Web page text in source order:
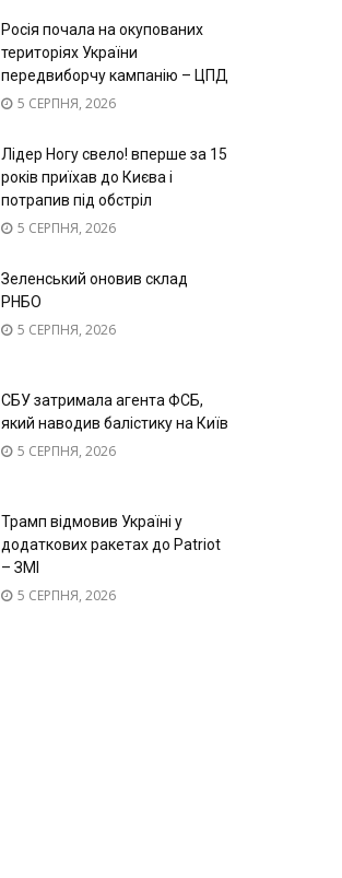
Росія почала на окупованих
територіях України
передвиборчу кампанію – ЦПД
5 СЕРПНЯ, 2026
Лідер Ногу свело! вперше за 15
років приїхав до Києва і
потрапив під обстріл
5 СЕРПНЯ, 2026
Зеленський оновив склад
РНБО
5 СЕРПНЯ, 2026
СБУ затримала агента ФСБ,
який наводив балістику на Київ
5 СЕРПНЯ, 2026
Трамп відмовив Україні у
додаткових ракетах до Patriot
– ЗМІ
5 СЕРПНЯ, 2026